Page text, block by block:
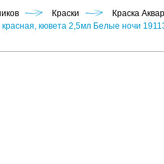
Краски Краска
красная, кювета 2,5мл Белые ночи